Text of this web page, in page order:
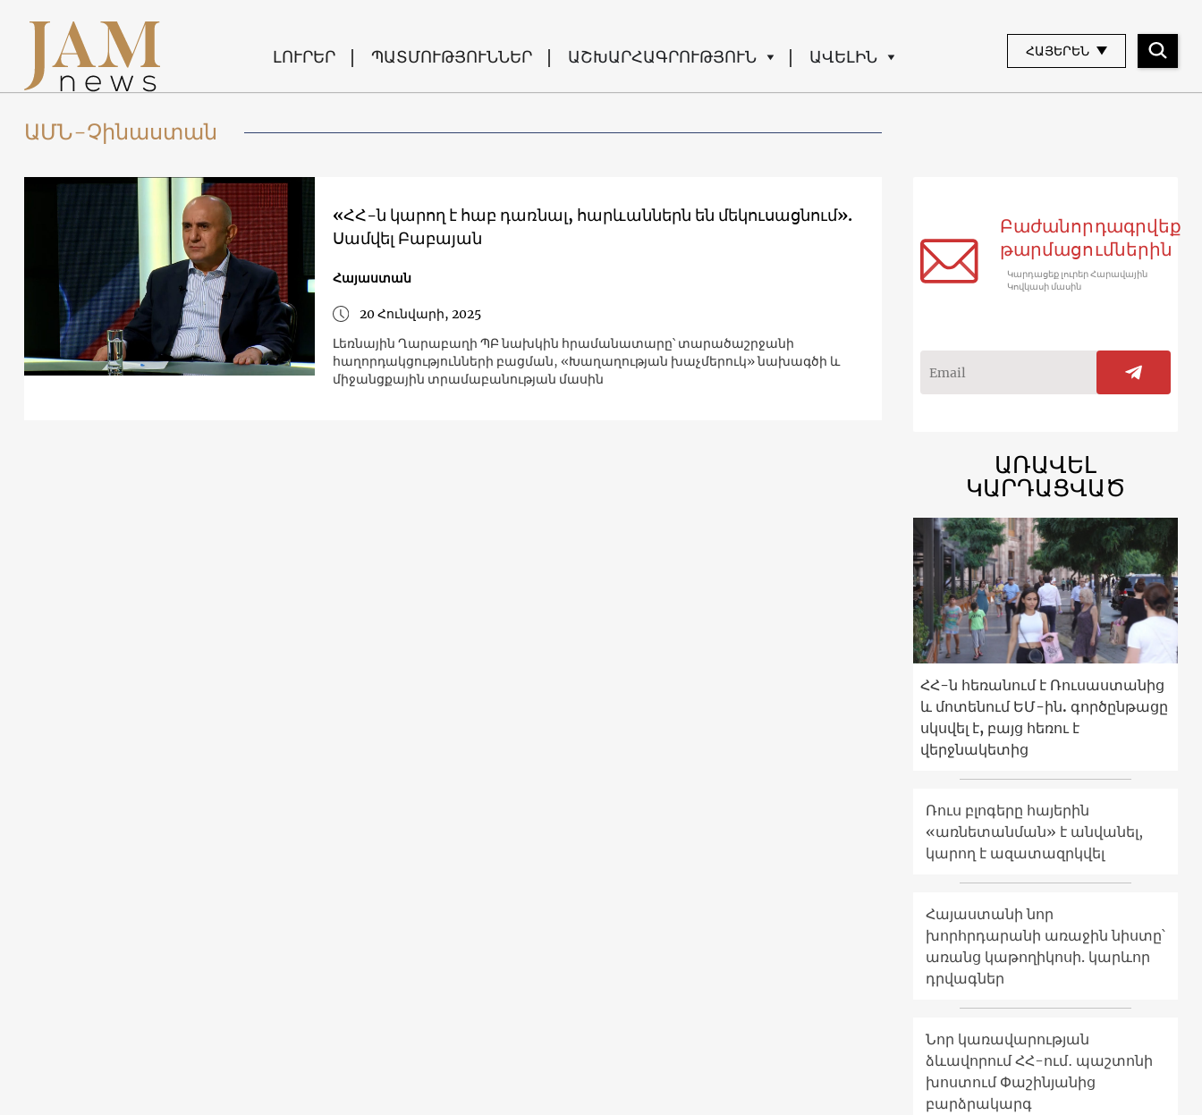
ԼՈՒՐԵՐ ՊԱՏՄՈՒԹՅՈՒՆՆԵՐ ԱՇԽԱՐՀԱԳՐՈՒԹՅՈՒՆ ԱՎԵԼԻՆ ՀԱՅԵՐԵՆ
ԱՄՆ-Չինաստան
«ՀՀ-ն կարող է հաբ դառնալ, հարևաններն են մեկուսացնում».
Սամվել Բաբայան
Հայաստան
20 Հունվարի, 2025
Լեռնային Ղարաբաղի ՊԲ նախկին հրամանատարը՝ տարածաշրջանի
հաղորդակցությունների բացման, «Խաղաղության խաչմերուկ» նախագծի և
միջանցքային տրամաբանության մասին
Բաժանորդագրվեք
թարմացումներին
Կարդացեք լուրեր Հարավային
Կովկասի մասին
ԱՌԱՎԵԼ
ԿԱՐԴԱՑՎԱԾ
ՀՀ-ն հեռանում է Ռուսաստանից
և մոտենում ԵՄ-ին. գործընթացը
սկսվել է, բայց հեռու է
վերջնակետից
Ռուս բլոգերը հայերին
«առնետանման» է անվանել,
կարող է ազատազրկվել
Հայաստանի նոր
խորհրդարանի առաջին նիստը՝
առանց կաթողիկոսի. կարևոր
դրվագներ
Նոր կառավարության
ձևավորում ՀՀ-ում․ պաշտոնի
խոստում Փաշինյանից
բարձրակարգ